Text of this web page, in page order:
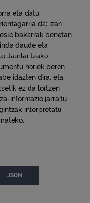
eta datu
da; izan
bakarrak benetan
daude eta
Jaurlaritzako
horiek beren
idazten dira, eta,
ez da lortzen
informazio jarraitu
interpretatu
JSON